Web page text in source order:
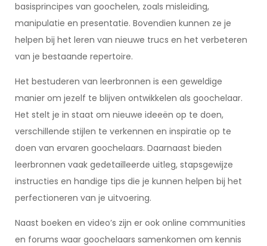
basisprincipes van goochelen, zoals misleiding,
manipulatie en presentatie. Bovendien kunnen ze je
helpen bij het leren van nieuwe trucs en het verbeteren
van je bestaande repertoire.
Het bestuderen van leerbronnen is een geweldige
manier om jezelf te blijven ontwikkelen als goochelaar.
Het stelt je in staat om nieuwe ideeën op te doen,
verschillende stijlen te verkennen en inspiratie op te
doen van ervaren goochelaars. Daarnaast bieden
leerbronnen vaak gedetailleerde uitleg, stapsgewijze
instructies en handige tips die je kunnen helpen bij het
perfectioneren van je uitvoering.
Naast boeken en video’s zijn er ook online communities
en forums waar goochelaars samenkomen om kennis